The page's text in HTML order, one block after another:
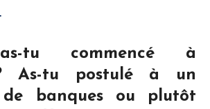
tu commencé à
As-tu postulé à un
de banques ou plutôt